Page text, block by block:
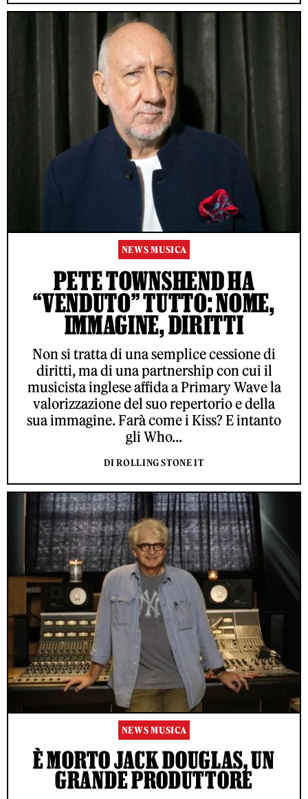
NEWS MUSICA
PETE TOWNSHEND HA
“VENDUTO” TUTTO: NOME,
IMMAGINE, DIRITTI
Non si tratta di una semplice cessione di
diritti, ma di una partnership con cui il
musicista inglese affida a Primary Wave la
valorizzazione del suo repertorio e della
sua immagine. Farà come i Kiss? E intanto
gli Who...
DI ROLLING STONE IT
NEWS MUSICA
È MORTO JACK DOUGLAS, UN
GRANDE PRODUTTORE